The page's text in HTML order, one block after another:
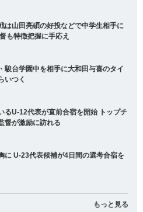
は山田亮碩の好投などで中学生相手に
も特徴把握に手応え
駿台学園中を相手に大和田与喜のタイ
いつく
るU-12代表が直前合宿を開始 トップチ
督が激励に訪れる
に U-23代表候補が4日間の選考合宿を
もっと見る